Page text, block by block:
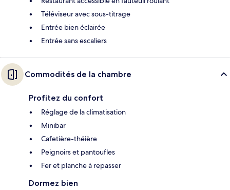
Téléviseur avec sous-titrage
Entrée bien éclairée
Entrée sans escaliers
Commodités de la chambre
Profitez du confort
Réglage de la climatisation
Minibar
Cafetière-théière
Peignoirs et pantoufles
Fer et planche à repasser
Dormez bien